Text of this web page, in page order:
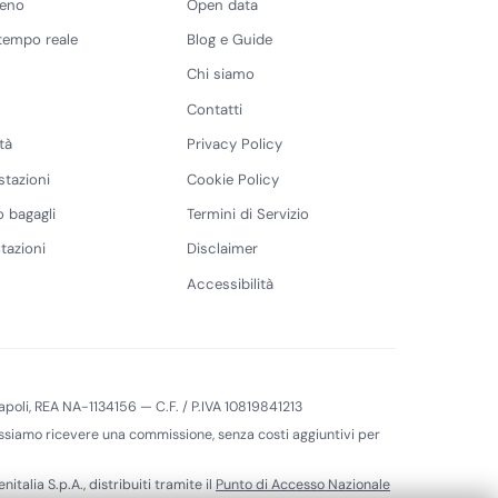
reale
bagagli
Open data
Blog e Guide
Chi siamo
Contatti
Privacy Policy
Cookie Policy
Termini di Servizio
Disclaimer
Accessibilità
REA NA-1134156 — C.F. / P.IVA 10819841213
ricevere una commissione, senza costi aggiuntivi per
S.p.A., distribuiti tramite il Punto di Accesso Nazionale